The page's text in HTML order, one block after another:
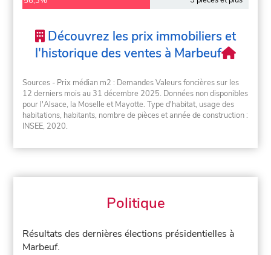
Découvrez les prix immobiliers et
l'historique des ventes à Marbeuf
Sources - Prix médian m2 : Demandes Valeurs foncières sur les
12 derniers mois au 31 décembre 2025. Données non disponibles
pour l'Alsace, la Moselle et Mayotte. Type d'habitat, usage des
habitations, habitants, nombre de pièces et année de construction :
INSEE, 2020.
Politique
Résultats des dernières élections présidentielles à
Marbeuf.